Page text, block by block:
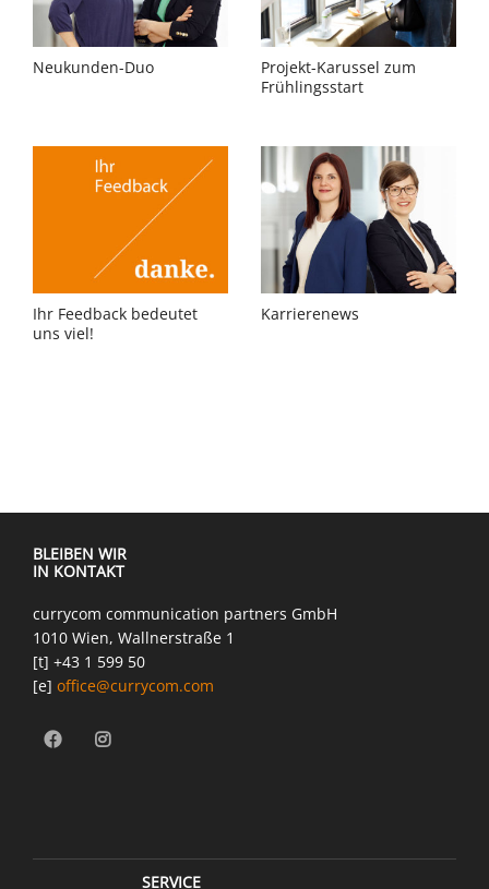
Neukunden-Duo
Projekt-Karussel zum
Frühlingsstart
Ihr Feedback bedeutet
uns viel!
Karrierenews
BLEIBEN WIR
IN KONTAKT
currycom communication partners GmbH
1010 Wien, Wallnerstraße 1
[t] +43 1 599 50
[e] office@currycom.com
SERVICE